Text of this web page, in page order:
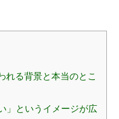
れる背景と本当のとこ
」というイメージが広